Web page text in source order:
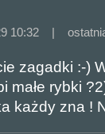
10:32 |
zagadki :-)
małe rybki
każdy zna !